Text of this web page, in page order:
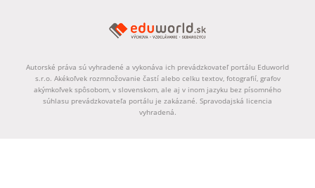
Autorské práva sú vyhradené a vykonáva ich prevádzkovateľ portálu Eduworld
s.r.o. Akékoľvek rozmnožovanie častí alebo celku textov, fotografií, grafov
akýmkoľvek spôsobom, v slovenskom, ale aj v inom jazyku bez písomného
súhlasu prevádzkovateľa portálu je zakázané. Spravodajská licencia
vyhradená.